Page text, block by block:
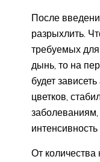
После
разрыхлить.
требуемых для
дынь, то на
будет
цветков,
заболеваниям,
От количества